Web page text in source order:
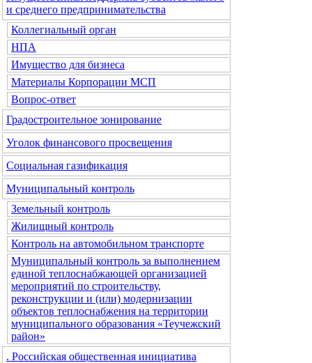
и среднего предпринимательства
Коллегиальный орган
НПА
Имущество для бизнеса
Материалы Корпорации МСП
Вопрос-ответ
Градостроительное зонирование
Уголок финансового просвещения
Социальная газификация
Муниципальный контроль
Земельный контроль
Жилищный контроль
Контроль на автомобильном транспорте
Муниципальный контроль за выполнением
единой теплоснабжающей организацией
мероприятий по строительству,
реконструкции и (или) модернизации
объектов теплоснабжения на территории
муниципального образования «Теучежский
район»
. Российская общественная инициатива